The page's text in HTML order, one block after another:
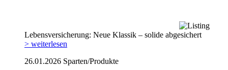
Lebensversicherung: Neue Klassik – solide abgesichert
> weiterlesen
26.01.2026 Sparten/Produkte